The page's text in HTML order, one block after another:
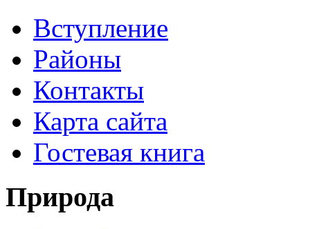
Вступление
Районы
Контакты
Карта сайта
Гостевая книга
Природа